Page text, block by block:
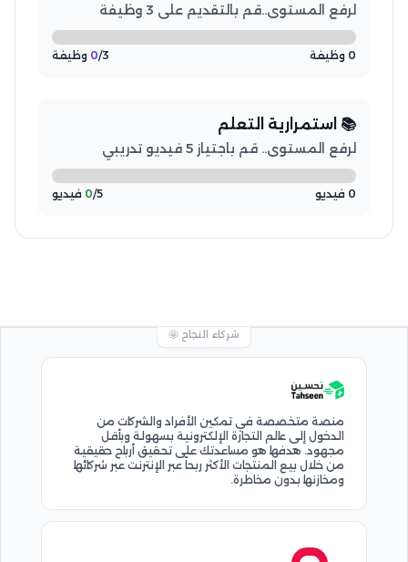
لرفع المستوى..قم بالتقديم على 3 وظيفة
0 وظيفة 0/3 وظيفة
📚 استمرارية التعلم
لرفع المستوى.. قم باجتياز 5 فيديو تدريبي
0 فيديو 0/5 فيديو
شركاء النجاح 🤩
منصة متخصصة في تمكين الأفراد والشركات من
الدخول إلى عالم التجارة الإلكترونية بسهولة وبأقل
مجهود. هدفها هو مساعدتك على تحقيق أرباح حقيقية
من خلال بيع المنتجات الأكثر ربحاً عبر الإنترنت عبر شركائها
ومخازنها بدون مخاطرة.